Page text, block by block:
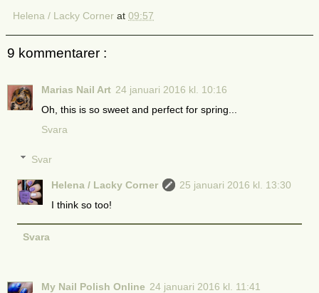
Helena / Lacky Corner at 09:57
9 kommentarer :
Marias Nail Art 24 januari 2016 kl. 10:16
Oh, this is so sweet and perfect for spring...
Svara
Svar
Helena / Lacky Corner
25 januari 2016 kl. 13:30
I think so too!
Svara
My Nail Polish Online 24 januari 2016 kl. 11:41